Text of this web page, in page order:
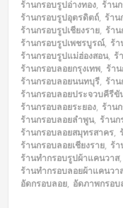
ร้านกรอบรูปอ่างทอง, ร้าน
ร้านกรอบรูปอุตรดิตถ์, ร้าน
ร้านกรอบรูปเชียงราย, ร้าน
ร้านกรอบรูปเพชรบูรณ์, ร้า
ร้านกรอบรูปแม่ฮ่องสอน, ร้
ร้านกรอบลอยกรุงเทพ, ร้า
ร้านกรอบลอยนนทบุรี, ร้า
ร้านกรอบลอยประจวบคีรีขั
ร้านกรอบลอยระยอง, ร้าน
ร้านกรอบลอยลำพูน, ร้าน
ร้านกรอบลอยสมุทรสาคร,
ร้านกรอบลอยเชียงราย, ร้า
ร้านทำกรอบรูปผ้าแคนวาส,
ร้านทำกรอบลอยผ้าแคนวา
อัดกรอบลอย, อัดภาพกรอบ